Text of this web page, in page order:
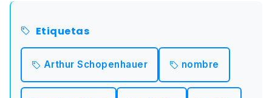
Etiquetas
Arthur Schopenhauer nombre